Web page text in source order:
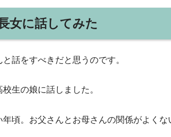
女に話してみた
話をすべきだと思うのです。
生の娘に話しました。
頃。お父さんとお母さんの関係がよくな